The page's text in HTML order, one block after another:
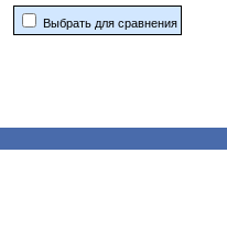
Выбрать для сравнения